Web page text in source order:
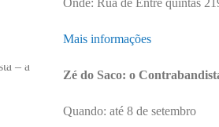
Onde: Rua de Entre quintas
Mais informações
Zé do Saco: o
Quando: até 8 de setembro